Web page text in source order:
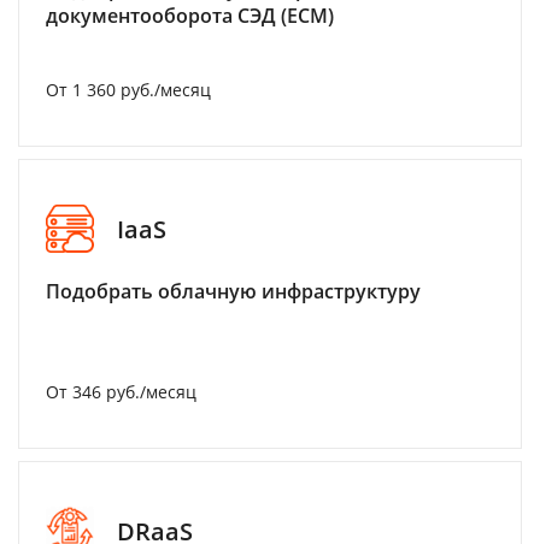
документооборота СЭД (ECM)
От 1 360 руб./месяц
IaaS
Подобрать облачную инфраструктуру
От 346 руб./месяц
DRaaS